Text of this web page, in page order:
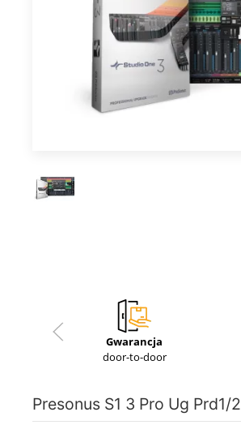
Gwarancja
door-to-door
Presonus S1 3 Pro Ug Prd1/2